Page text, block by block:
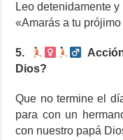
Leo detenidamente
«Amarás a tu
5.
Dios?
Que no termine el
para con un
con nuestro papá